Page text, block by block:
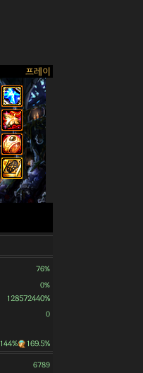
프레이
76%
0%
128572440%
0
144% 169.5%
6789